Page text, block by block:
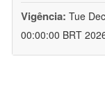
Vigência: Tue
00:00:00 BRT